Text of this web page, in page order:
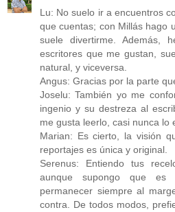
Lu: No suelo ir a encuentros
que cuentas; con Millás hago
suele divertirme. Además,
escritores que me gustan,
natural, y viceversa.
Angus: Gracias por la parte
Joselu: También yo me
ingenio y su destreza al
me gusta leerlo, casi nunca lo
Marian: Es cierto, la visión
reportajes es única y original.
Serenus: Entiendo tus
aunque supongo que es
permanecer siempre al
contra. De todos modos,